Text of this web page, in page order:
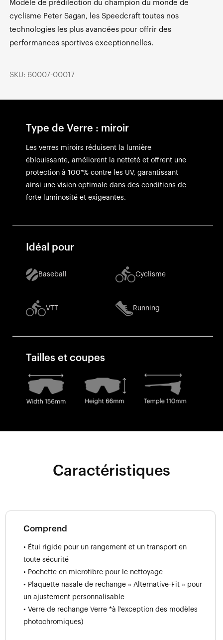
Modèle de prédilection du champion du monde de
cyclisme Peter Sagan, les Speedcraft toutes nos
technologies les plus avancées pour offrir des
performances sportives exceptionnelles.
SKU: 60007-00017
Type de Verre : miroir
Les verres miroirs réduisent la lumière
éblouissante, améliorent la netteté et offrent une
protection à 100 % contre les UV, garantissant
ainsi une vision optimale dans des conditions de
forte luminosité et exigeantes.
Idéal pour
Baseball Cyclisme
VTT Running
Tailles et coupes
Caractéristiques
Comprend
• Étui rigide pour un rangement et un transport en
toute sécurité
• Pochette en microfibre pour le nettoyage
• Plaquette nasale de rechange « Alternative-Fit » pour
un ajustement personnalisable
• Verre de rechange Verre *à l'exception des modèles
photochromiques)